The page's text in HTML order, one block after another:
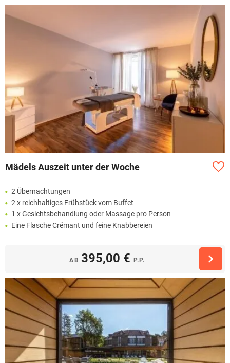
Mädels Auszeit unter der Woche
2 Übernachtungen
2 x reichhaltiges Frühstück vom Buffet
1 x Gesichtsbehandlung oder Massage pro Person
Eine Flasche Crémant und feine Knabbereien
AB 395,00 € P.P.